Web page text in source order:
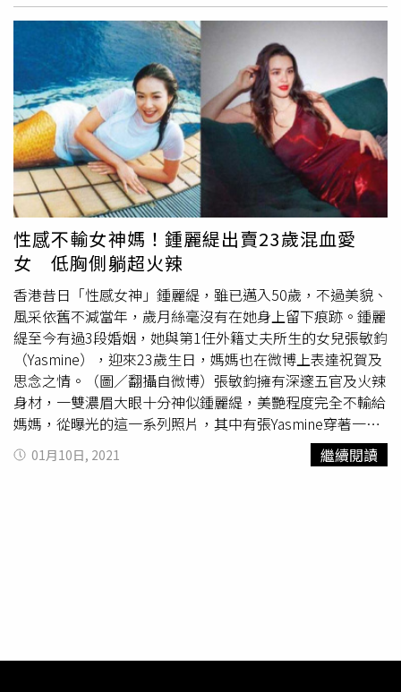
的束縛下輕鬆翻身，並展現出她凹凸有致的身材，火辣曲線
不僅不會輸給年輕的自己，還因成熟的魅力，多了年少時所
沒有的嫵媚感。鍾麗緹在水中優游。（圖／翻攝自鍾麗緹微
博）粉絲們看到她重扮經典，紛紛直呼：「不老女神」、
「夢回人魚公主」、「心中唯一的美人魚，無人能夠替
代」，眼見粉絲熱烈回應，鍾麗緹還親自留言：「謝謝你們
一路對我的支持，愛你們喲。」由鍾麗緹和鄭伊健主演、金
城武與鄭則仕擔任配角的《第六感奇緣之
人魚傳說》在
1994年上映後轟動一時，鍾麗緹在劇中的人魚扮相，至今
仍是難以超越的經典。鍾麗緹在水中優游。（圖／翻攝自鍾
麗緹微博）不過，主演改編自日本漫畫，描述撿到「美男
魚」的台劇《我家浴缸的二三事》24歲演員蔡凡熙，日前自
曝不認識「人魚前輩」鍾麗緹，讓其他人直呼有代溝，可見
即使是經典，也需要人們持續相傳才能延續傳奇。
性感不輸女神媽！鍾麗緹出賣23歲混血愛
女 低胸側躺超火辣
香港昔日「性感女神」鍾麗緹，雖已邁入50歲，不過美貌、
風采依舊不減當年，歲月絲毫沒有在她身上留下痕跡。鍾麗
緹至今有過3段婚姻，她與第1任外籍丈夫所生的女兒張敏鈞
（Yasmine），迎來23歲生日，媽媽也在微博上表達祝賀及
思念之情。（圖／翻攝自微博）張敏鈞擁有深邃五官及火辣
身材，一雙濃眉大眼十分神似鍾麗緹，美艷程度完全不輸給
媽媽，從曝光的這一系列照片，其中有張Yasmine穿著一襲
酒紅色單肩禮服，長髮散落在胸前，微側身躺在沙發上，擺
出撩人S曲線，宛如當年鍾麗緹在《
》的性感風
01月10日, 2021 繼續閱讀